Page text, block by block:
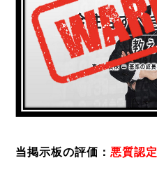
当掲示板の評価： 悪質認定